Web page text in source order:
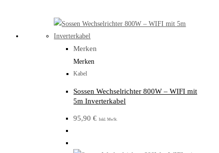
Merken
Merken
Kabel
Sossen Wechselrichter 800W – WIFI mit
5m Inverterkabel
95,90€ Inkl. MwSt.